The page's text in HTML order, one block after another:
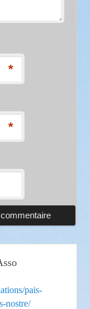
*
*
pais-
nostre/